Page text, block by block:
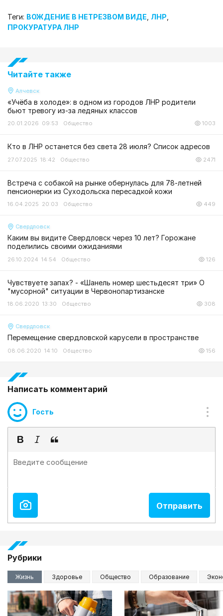
Теги: ВОЖДЕНИЕ В НЕТРЕЗВОМ ВИДЕ ЛНР
ПРОКУРАТУРА ЛНР
Читайте также
Алчевск
«Учёба в холоде»: в одном из городов ЛНР родители
бьют тревогу из-за ледяных классов
20.01.2026 09:53 Общество 1003
Кто в ЛНР останется без света 28 июля? Список адресов
27.07.2025 18:42 Общество 2471
Встреча с собакой на рынке обернулась для 78-летней
пенсионерки из Суходольска пересадкой кожи
16.04.2025 20:03 Общество 449
Свердловск
Каким вы видите Свердловск через 10 лет? Горожане
поделились своими ожиданиями
26.10.2024 14:54 Общество 126
Чувствуете запах? - «Шанель номер шестьдесят три» О
"мусорной" ситуации в Червонопартизанске
18.06.2020 13:30 Общество 308
Свердловск
Перемещение свердловской карусели в пространстве
08.06.2020 14:10 Общество 156
Написать комментарий
Гость
Рубрики
Жизнь Здоровье Общество Образование